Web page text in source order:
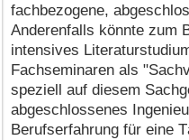
fachbezogene,
Anderenfalls könnte zum
intensives
Fachseminaren als
speziell auf diesem
abgeschlossenes
Berufserfahrung für eine